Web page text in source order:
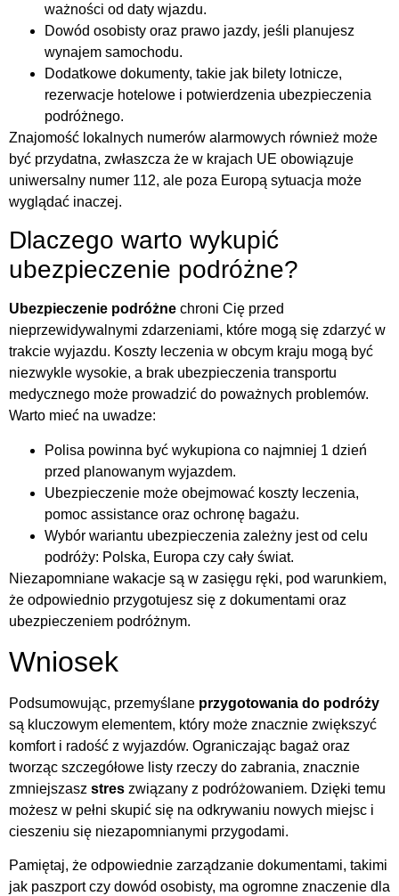
ważności od daty wjazdu.
Dowód osobisty oraz prawo jazdy, jeśli planujesz
wynajem samochodu.
Dodatkowe dokumenty, takie jak bilety lotnicze,
rezerwacje hotelowe i potwierdzenia ubezpieczenia
podróżnego.
Znajomość lokalnych numerów alarmowych również może
być przydatna, zwłaszcza że w krajach UE obowiązuje
uniwersalny numer 112, ale poza Europą sytuacja może
wyglądać inaczej.
Dlaczego warto wykupić
ubezpieczenie podróżne?
Ubezpieczenie podróżne chroni Cię przed
nieprzewidywalnymi zdarzeniami, które mogą się zdarzyć w
trakcie wyjazdu. Koszty leczenia w obcym kraju mogą być
niezwykle wysokie, a brak ubezpieczenia transportu
medycznego może prowadzić do poważnych problemów.
Warto mieć na uwadze:
Polisa powinna być wykupiona co najmniej 1 dzień
przed planowanym wyjazdem.
Ubezpieczenie może obejmować koszty leczenia,
pomoc assistance oraz ochronę bagażu.
Wybór wariantu ubezpieczenia zależny jest od celu
podróży: Polska, Europa czy cały świat.
Niezapomniane wakacje są w zasięgu ręki, pod warunkiem,
że odpowiednio przygotujesz się z dokumentami oraz
ubezpieczeniem podróżnym.
Wniosek
Podsumowując, przemyślane przygotowania do podróży
są kluczowym elementem, który może znacznie zwiększyć
komfort i radość z wyjazdów. Ograniczając bagaż oraz
tworząc szczegółowe listy rzeczy do zabrania, znacznie
zmniejszasz stres związany z podróżowaniem. Dzięki temu
możesz w pełni skupić się na odkrywaniu nowych miejsc i
cieszeniu się niezapomnianymi przygodami.
Pamiętaj, że odpowiednie zarządzanie dokumentami, takimi
jak paszport czy dowód osobisty, ma ogromne znaczenie dla